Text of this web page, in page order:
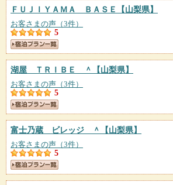
ＦＵＪＩＹＡＭＡ ＢＡＳＥ 【山梨県】
お客さまの声（3件）
5
湖屋 ＴＲＩＢＥ ＾ 【山梨県】
お客さまの声（3件）
5
富士乃蔵 ビレッジ ＾ 【山梨県】
お客さまの声（3件）
5